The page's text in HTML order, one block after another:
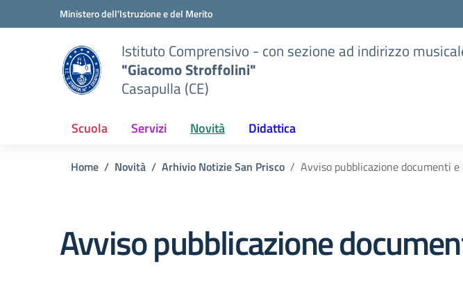
Vai ai contenuti
Vai al menu di navigazioneMinistero dell'Istruzione e del Merito
Istituto Comprensivo - con sezione ad indirizzo
"Giacomo Stroffolini"
Casapulla (CE)
Scuola Servizi Novità Didattica
Home Novità Arhivio Notizie San Prisco Avviso pubblicazione documenti
Avviso pubblicazione